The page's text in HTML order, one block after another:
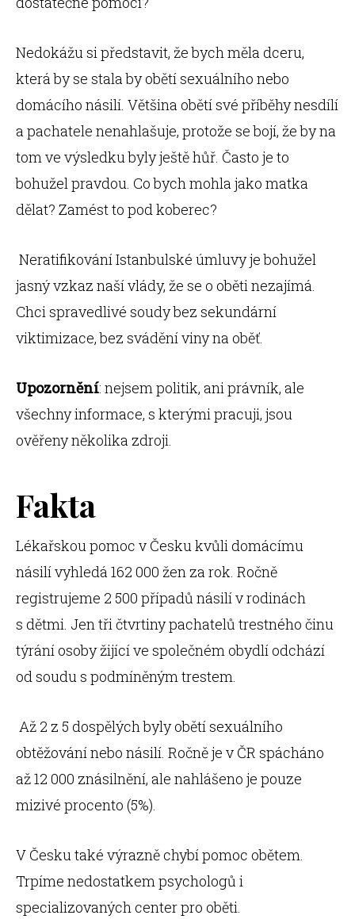
Nedokážu si představit, že bych měla dceru,
která by se stala by obětí sexuálního nebo
domácího násilí. Většina obětí své příběhy nesdílí
a pachatele nenahlašuje, protože se bojí, že by na
tom ve výsledku byly ještě hůř. Často je to
bohužel pravdou. Co bych mohla jako matka
dělat? Zamést to pod koberec?
Neratifikování Istanbulské úmluvy je bohužel
jasný vzkaz naší vlády, že se o oběti nezajímá.
Chci spravedlivé soudy bez sekundární
viktimizace, bez svádění viny na oběť.
Upozornění: nejsem politik, ani právník, ale
všechny informace, s kterými pracuji, jsou
ověřeny několika zdroji.
Fakta
Lékařskou pomoc v Česku kvůli domácímu
násilí vyhledá 162 000 žen za rok. Ročně
registrujeme 2 500 případů násilí v rodinách
s dětmi. Jen tři čtvrtiny pachatelů trestného činu
týrání osoby žijící ve společném obydlí odchází
od soudu s podmíněným trestem.
Až 2 z 5 dospělých byly obětí sexuálního
obtěžování nebo násilí. Ročně je v ČR spácháno
až 12 000 znásilnění, ale nahlášeno je pouze
mizivé procento (5%).
V Česku také výrazně chybí pomoc obětem.
Trpíme nedostatkem psychologů i
specializovaných center pro oběti.